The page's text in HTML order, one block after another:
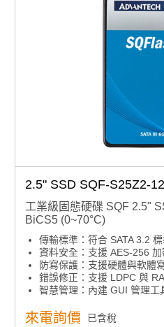
2.5" SSD SQF-S25Z2-
工業級固態硬碟 SQF 2.5"
BiCS5 (0~70°C)
傳輸標準：符合 SATA 3.2
資料安全：支援 AES-256
防寫保護：支援硬體與軟體
錯誤修正：支援 LDPC 與
智慧管理：內建 GUI 管理工
高耐久選項：提供高耐久度
來電詢價 已含稅